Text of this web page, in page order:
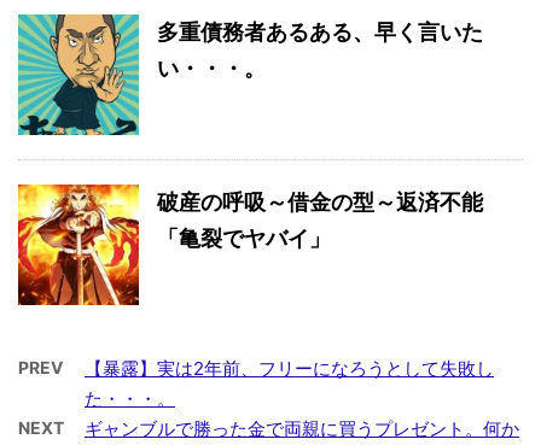
多重債務者あるある、早く言いた
い・・・。
破産の呼吸～借金の型～返済不能
「亀裂でヤバイ」
PREV
【暴露】実は2年前、フリーになろうとして失敗し
た・・・。
NEXT
ギャンブルで勝った金で両親に買うプレゼント。何か